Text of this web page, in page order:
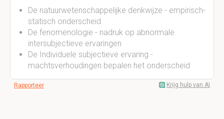
De natuurwetenschappelijke denkwijze - empirisch-
statisch onderscheid
De fenomenologie - nadruk op abnormale
intersubjectieve ervaringen
De Individuele subjectieve ervaring -
machtsverhoudingen bepalen het onderscheid
Rapporteer Krijg hulp van AI